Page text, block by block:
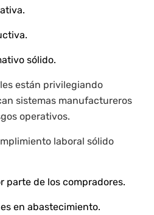
sólido.
están privilegiando
sistemas manufactureros
operativos.
laboral sólido
parte de los compradores.
en abastecimiento.